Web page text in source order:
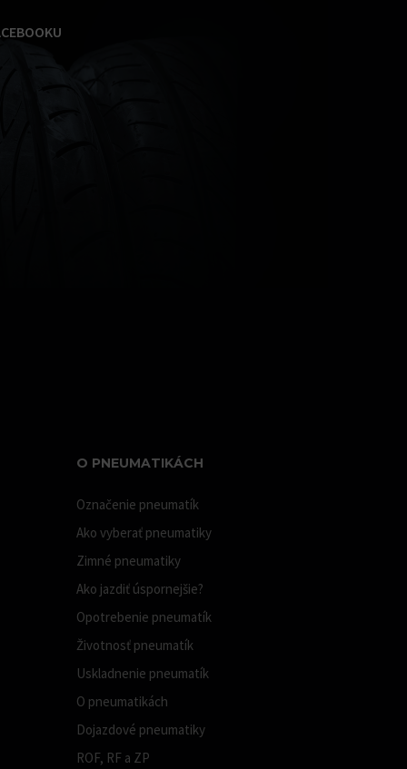
O PNEUMATIKÁCH
Označenie pneumatík
Ako vyberať pneumatiky
Zimné pneumatiky
Ako jazdiť úspornejšie?
Opotrebenie pneumatík
Životnosť pneumatík
Uskladnenie pneumatík
O pneumatikách
Dojazdové pneumatiky
ROF, RF a ZP